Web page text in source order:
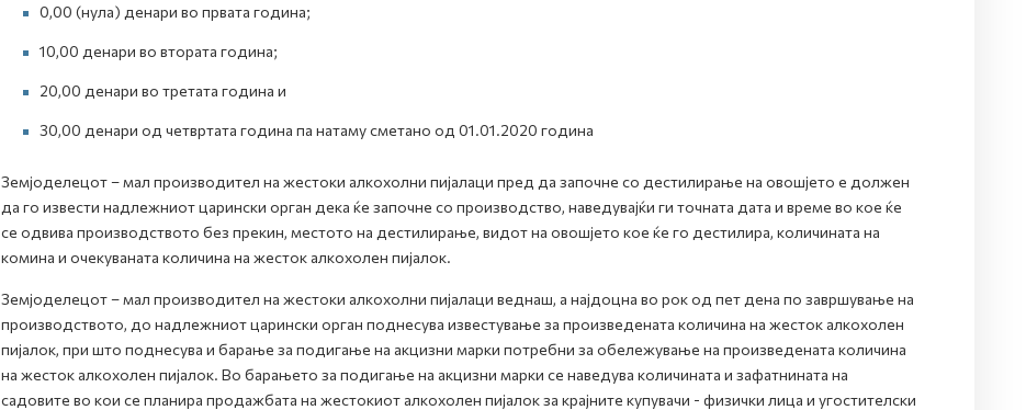
0,00 (нула) денари во првата година;
10,00 денари во втората година;
20,00 денари во третата година и
30,00 денари од четвртата година па натаму сметано од 01.01.2020 година
Земјоделецот – мал производител на жестоки алкохолни пијалаци пред да започне со дестилирање на овошјето е должен
да го извести надлежниот царински орган дека ќе започне со производство, наведувајќи ги точната дата и време во кое ќе
се одвива производството без прекин, местото на дестилирање, видот на овошјето кое ќе го дестилира, количината на
комина и очекуваната количина на жесток алкохолен пијалок.
Земјоделецот – мал производител на жестоки алкохолни пијалаци веднаш, а најдоцна во рок од пет дена по завршување на
производството, до надлежниот царински орган поднесува известување за произведената количина на жесток алкохолен
пијалок, при што поднесува и барање за подигање на акцизни марки потребни за обележување на произведената количина
на жесток алкохолен пијалок. Во барањето за подигање на акцизни марки се наведува количината и зафатнината на
садовите во кои се планира продажбата на жестокиот алкохолен пијалок за крајните купувачи - физички лица и угостителски